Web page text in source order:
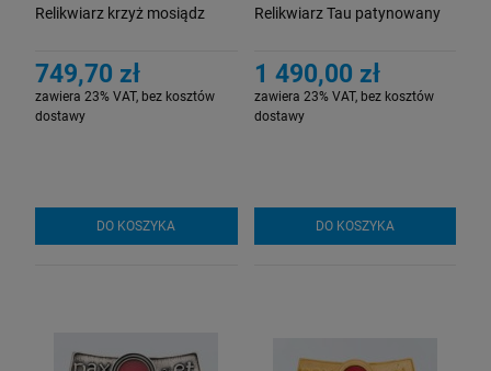
Relikwiarz krzyż mosiądz
749,70 zł
zawiera 23% VAT, bez kosztów
dostawy
DO KOSZYKA
Relikwiarz Tau patynowany
1 490,00 zł
zawiera 23% VAT, bez kosztów
dostawy
DO KOSZYKA